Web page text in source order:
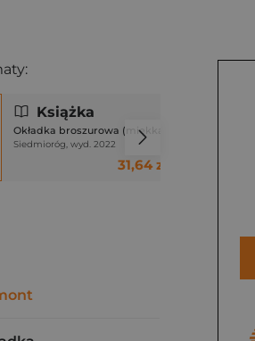
Książka
Okładka broszurowa (miękka)
Siedmioróg, wyd. 2022
31,64 zł